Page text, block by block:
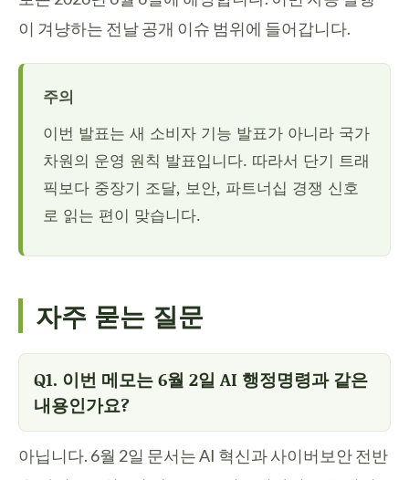
이 겨냥하는 전날 공개 이슈 범위에 들어갑니다.
주의
이번 발표는 새 소비자 기능 발표가 아니라 국가
차원의 운영 원칙 발표입니다. 따라서 단기 트래
픽보다 중장기 조달, 보안, 파트너십 경쟁 신호
로 읽는 편이 맞습니다.
자주 묻는 질문
Q1. 이번 메모는 6월 2일 AI 행정명령과 같은
내용인가요?
아닙니다. 6월 2일 문서는 AI 혁신과 사이버보안 전반